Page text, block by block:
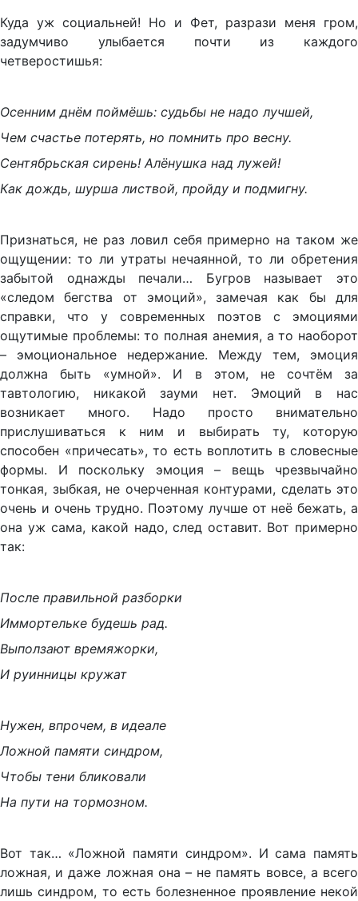
Куда уж социальней! Но и Фет, разрази меня гром,
задумчиво улыбается почти из каждого
четверостишья:
Осенним днём поймёшь: судьбы не надо лучшей,
Чем счастье потерять, но помнить про весну.
Сентябрьская сирень! Алёнушка над лужей!
Как дождь, шурша листвой, пройду и подмигну.
Признаться, не раз ловил себя примерно на таком же
ощущении: то ли утраты нечаянной, то ли обретения
забытой однажды печали… Бугров называет это
«следом бегства от эмоций», замечая как бы для
справки, что у современных поэтов с эмоциями
ощутимые проблемы: то полная анемия, а то наоборот
– эмоциональное недержание. Между тем, эмоция
должна быть «умной». И в этом, не сочтём за
тавтологию, никакой зауми нет. Эмоций в нас
возникает много. Надо просто внимательно
прислушиваться к ним и выбирать ту, которую
способен «причесать», то есть воплотить в словесные
формы. И поскольку эмоция – вещь чрезвычайно
тонкая, зыбкая, не очерченная контурами, сделать это
очень и очень трудно. Поэтому лучше от неё бежать, а
она уж сама, какой надо, след оставит. Вот примерно
так:
После правильной разборки
Иммортельке будешь рад.
Выползают времяжорки,
И руинницы кружат
Нужен, впрочем, в идеале
Ложной памяти синдром,
Чтобы тени бликовали
На пути на тормозном.
Вот так… «Ложной памяти синдром». И сама память
ложная, и даже ложная она – не память вовсе, а всего
лишь синдром, то есть болезненное проявление некой